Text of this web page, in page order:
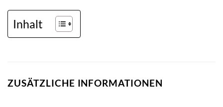
Inhalt
ZUSÄTZLICHE INFORMATIONEN